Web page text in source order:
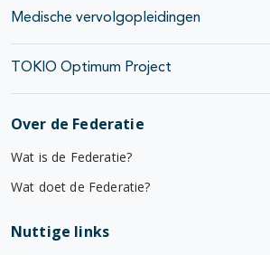
Medische vervolgopleidingen
TOKIO Optimum Project
Over de Federatie
Wat is de Federatie?
Wat doet de Federatie?
Nuttige links